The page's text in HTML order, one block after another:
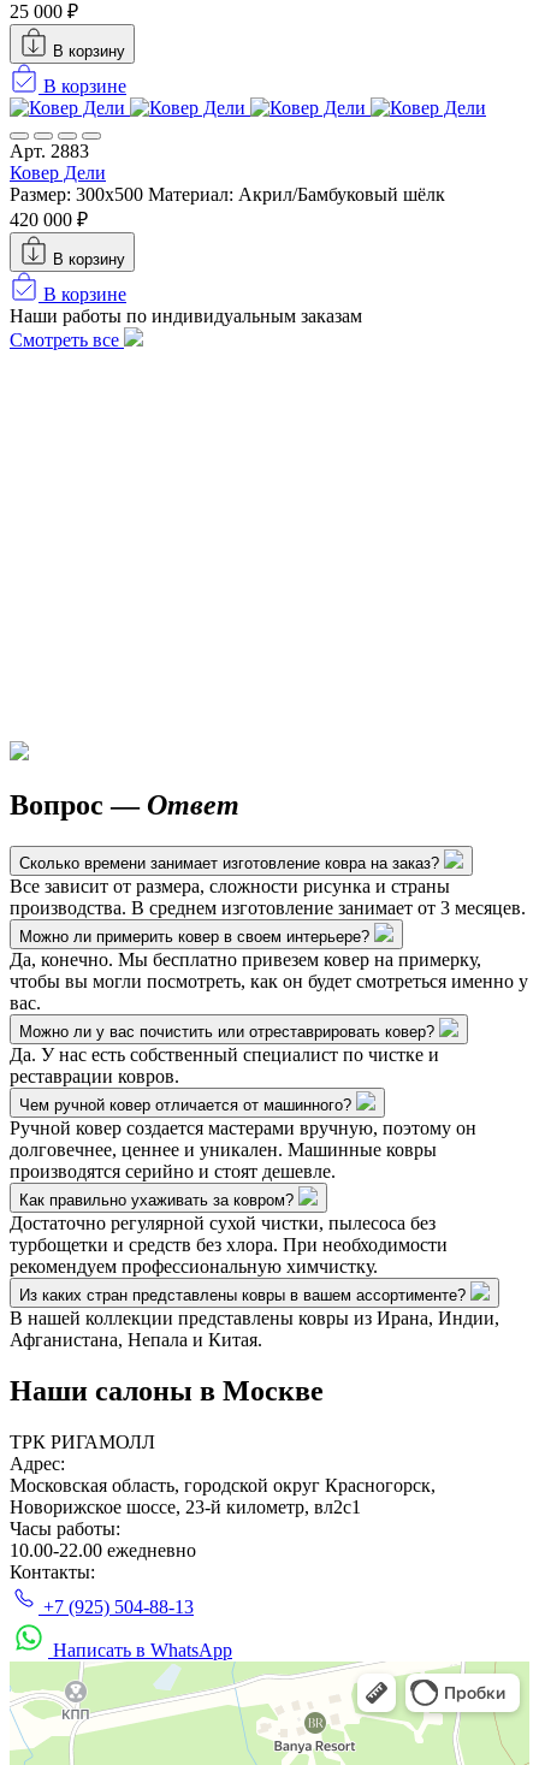
25 000 ₽
В корзину
В корзине
Арт. 2883
Ковер Дели
Размер: 300х500 Материал: Акрил/Бамбуковый шёлк
420 000 ₽
В корзину
В корзине
Наши работы по индивидуальным заказам
Смотреть все
Вопрос —Ответ
Сколько времени занимает изготовление ковра на заказ?
Все зависит от размера, сложности рисунка и страны
производства. В среднем изготовление занимает от 3 месяцев.
Можно ли примерить ковер в своем интерьере?
Да, конечно. Мы бесплатно привезем ковер на примерку,
чтобы вы могли посмотреть, как он будет смотреться именно у
вас.
Можно ли у вас почистить или отреставрировать ковер?
Да. У нас есть собственный специалист по чистке и
реставрации ковров.
Чем ручной ковер отличается от машинного?
Ручной ковер создается мастерами вручную, поэтому он
долговечнее, ценнее и уникален. Машинные ковры
производятся серийно и стоят дешевле.
Как правильно ухаживать за ковром?
Достаточно регулярной сухой чистки, пылесоса без
турбощетки и средств без хлора. При необходимости
рекомендуем профессиональную химчистку.
Из каких стран представлены ковры в вашем ассортименте?
В нашей коллекции представлены ковры из Ирана, Индии,
Афганистана, Непала и Китая.
Наши салоны в Москве
ТРК РИГАМОЛЛ
Адрес:
Московская область, городской округ Красногорск,
Новорижское шоссе, 23-й километр, вл2с1
Часы работы:
10.00-22.00 ежедневно
Контакты:
+7 (925) 504-88-13
Написать в WhatsApp